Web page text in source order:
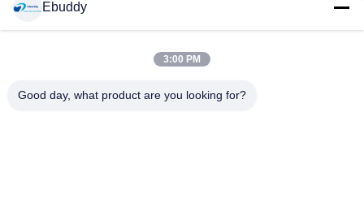
দ্রুত যোগাযোগ
Ebuddy
3:00 PM
Good day, what product are you looking for?